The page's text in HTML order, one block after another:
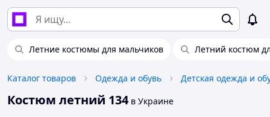
Летние костюмы для мальчиков Летний костюм
Каталог товаров Одежда и обувь Детская одежда и
Костюм летний 134 в Украине